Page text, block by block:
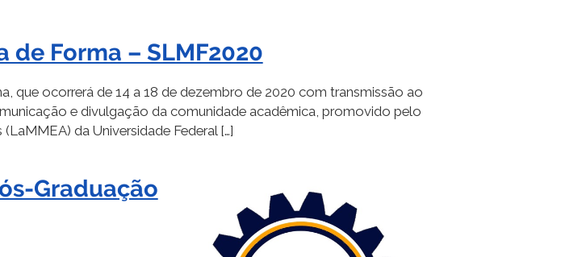
de Forma – SLMF2020
que ocorrerá de 14 a 18 de dezembro de 2020 com transmissão ao
e divulgação da comunidade acadêmica, promovido pelo
da Universidade Federal […]
Graduação